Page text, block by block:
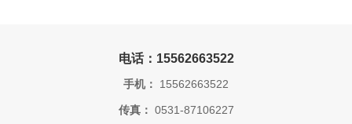
电话：15562663522
手机： 15562663522
传真： 0531-87106227